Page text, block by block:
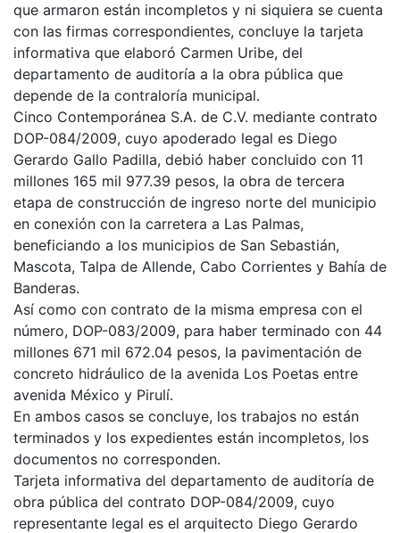
que armaron están incompletos y ni siquiera se cuenta
con las firmas correspondientes, concluye la tarjeta
informativa que elaboró Carmen Uribe, del
departamento de auditoría a la obra pública que
depende de la contraloría municipal.
Cinco Contemporánea S.A. de C.V. mediante contrato
DOP-084/2009, cuyo apoderado legal es Diego
Gerardo Gallo Padilla, debió haber concluido con 11
millones 165 mil 977.39 pesos, la obra de tercera
etapa de construcción de ingreso norte del municipio
en conexión con la carretera a Las Palmas,
beneficiando a los municipios de San Sebastián,
Mascota, Talpa de Allende, Cabo Corrientes y Bahía de
Banderas.
Así como con contrato de la misma empresa con el
número, DOP-083/2009, para haber terminado con 44
millones 671 mil 672.04 pesos, la pavimentación de
concreto hidráulico de la avenida Los Poetas entre
avenida México y Pirulí.
En ambos casos se concluye, los trabajos no están
terminados y los expedientes están incompletos, los
documentos no corresponden.
Tarjeta informativa del departamento de auditoría de
obra pública del contrato DOP-084/2009, cuyo
representante legal es el arquitecto Diego Gerardo